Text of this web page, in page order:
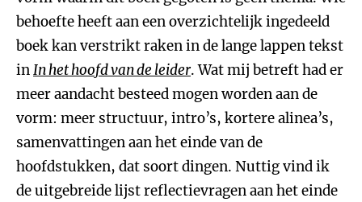
behoefte heeft aan een overzichtelijk ingedeeld
boek kan verstrikt raken in de lange lappen tekst
inIn het hoofd van de leider. Wat mij betreft had er
meer aandacht besteed mogen worden aan de
vorm: meer structuur, intro’s, kortere alinea’s,
samenvattingen aan het einde van de
hoofdstukken, dat soort dingen. Nuttig vind ik
de uitgebreide lijst reflectievragen aan het einde